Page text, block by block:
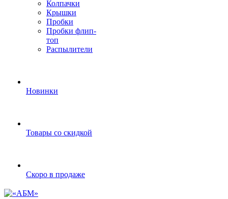
Колпачки
Крышки
Пробки
Пробки флип-
топ
Распылители
Новинки
Товары со скидкой
Скоро в продаже